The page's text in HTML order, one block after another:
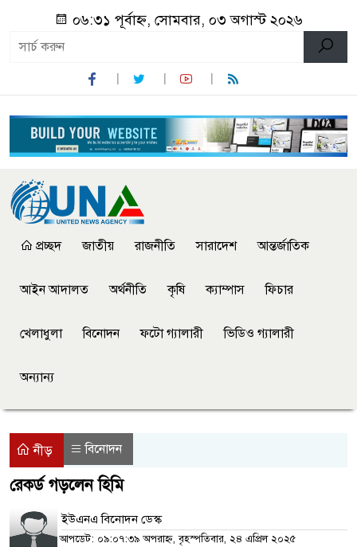
০৬:৩১ পূর্বাহ্ন, সোমবার, ০৩ অগাস্ট ২০২৬
প্রচ্ছদ জাতীয় রাজনীতি সারাদেশ আন্তর্জাতিক
আইন আদালত অর্থনীতি কৃষি ক্যাম্পাস ফিচার
খেলাধুলা বিনোদন ফটো গ্যালারী ভিডিও গ্যালারী
অন্যান্য
নীড় বিনোদন
রেকর্ড গড়লেন হিমি
ইউএনএ বিনোদন ডেস্ক
আপডেট: ০৯:০৭:৩৯ অপরাহ্ন, বৃহস্পতিবার, ২৪ এপ্রিল ২০২৫